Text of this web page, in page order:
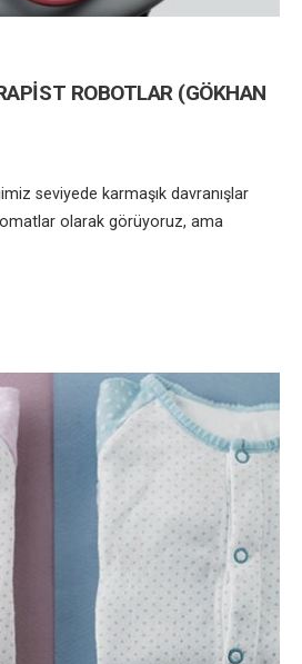
ROBOTLAR (GÖKHAN
seviyede karmaşık davranışlar
olarak görüyoruz, ama